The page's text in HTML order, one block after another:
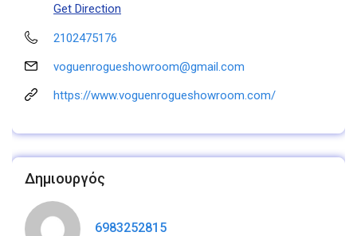
Get Direction
2102475176
voguenrogueshowroom@gmail.com
https://www.voguenrogueshowroom.com/
Δημιουργός
6983252815